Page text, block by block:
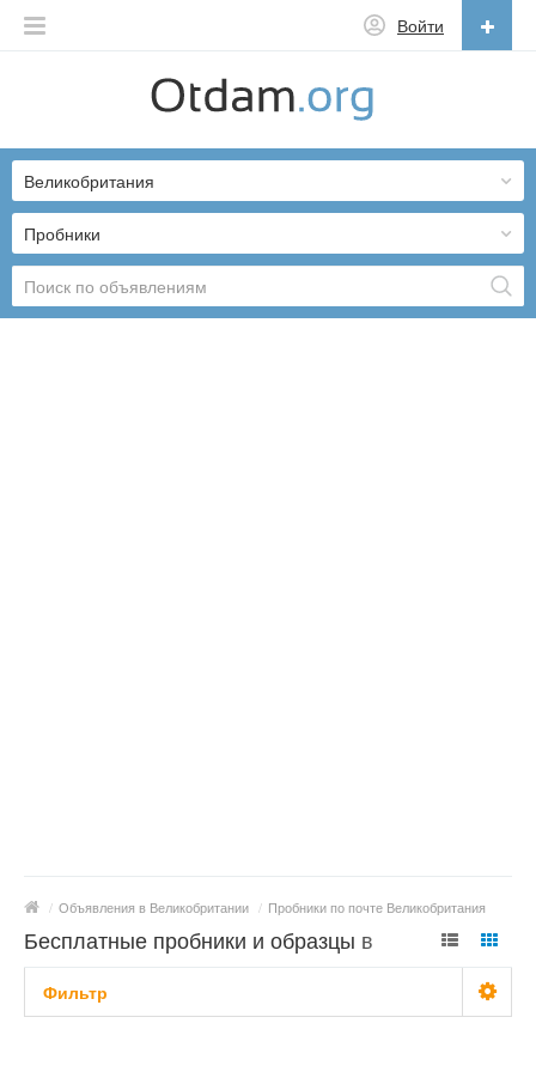
Войти
English
Русский
Українська
Пробники
Великобритания
/ Объявления в Великобритании / Пробники по почте Великобритания
Бесплатные пробники и образцы в
Великобритании
Фильтр